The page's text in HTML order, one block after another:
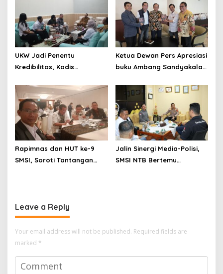
UKW Jadi Penentu
Kredibilitas, Kadis
SMSI dan Solopos
Institute
Ketua Dewan Pers Apresiasi
buku Ambang Sandyakala
SMSI DIY
Rapimnas dan HUT ke-9
SMSI, Soroti Tantangan
RI-AS dan Kedaulatan
Digital
Jalin Sinergi Media-Polisi,
SMSI NTB Bertemu
Leave a Reply
Your email address will not be published. Required fields are
marked *